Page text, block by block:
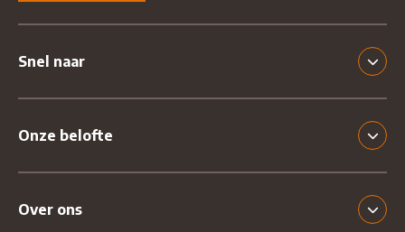
Snel naar
Onze belofte
Over ons